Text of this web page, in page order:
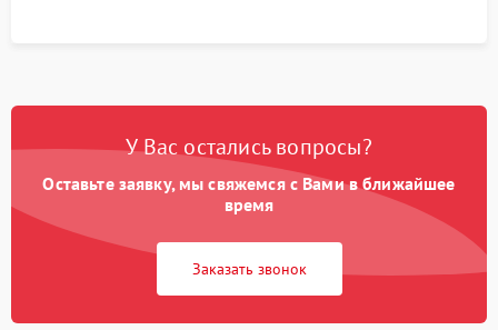
У Вас остались вопросы?
Оставьте заявку, мы свяжемся с Вами в ближайшее
время
Заказать звонок